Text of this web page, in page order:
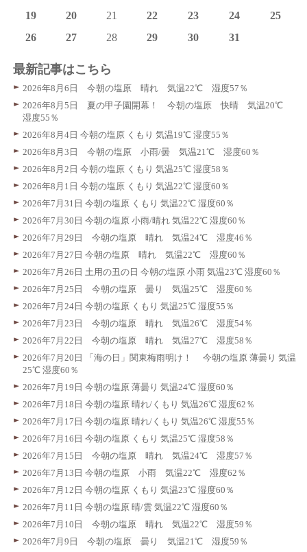
19
20 21 22 23 24
25
26
27 28 29 30 31
最新記事はこちら
2026年8月6日 今朝の塩原 晴れ 気温22℃ 湿度57％
2026年8月5日 夏の甲子園開幕！ 今朝の塩原 快晴 気温20℃
湿度55％
2026年8月4日 今朝の塩原 くもり 気温19℃ 湿度55％
2026年8月3日 今朝の塩原 小雨/曇 気温21℃ 湿度60％
2026年8月2日 今朝の塩原 くもり 気温25℃ 湿度58％
2026年8月1日 今朝の塩原 くもり 気温22℃ 湿度60％
2026年7月31日 今朝の塩原 くもり 気温22℃ 湿度60％
2026年7月30日 今朝の塩原 小雨/晴れ 気温22℃ 湿度60％
2026年7月29日 今朝の塩原 晴れ 気温24℃ 湿度46％
2026年7月27日 今朝の塩原 晴れ 気温22℃ 湿度60％
2026年7月26日 土用の丑の日 今朝の塩原 小雨 気温23℃ 湿度60％
2026年7月25日 今朝の塩原 曇り 気温25℃ 湿度60％
2026年7月24日 今朝の塩原 くもり 気温25℃ 湿度55％
2026年7月23日 今朝の塩原 晴れ 気温26℃ 湿度54％
2026年7月22日 今朝の塩原 晴れ 気温27℃ 湿度58％
2026年7月20日 「海の日」関東梅雨明け！ 今朝の塩原 薄曇り 気温
25℃ 湿度60％
2026年7月19日 今朝の塩原 薄曇り 気温24℃ 湿度60％
2026年7月18日 今朝の塩原 晴れ/くもり 気温26℃ 湿度62％
2026年7月17日 今朝の塩原 晴れ/くもり 気温26℃ 湿度55％
2026年7月16日 今朝の塩原 くもり 気温25℃ 湿度58％
2026年7月15日 今朝の塩原 晴れ 気温24℃ 湿度57％
2026年7月13日 今朝の塩原 小雨 気温22℃ 湿度62％
2026年7月12日 今朝の塩原 くもり 気温23℃ 湿度60％
2026年7月11日 今朝の塩原 晴/雲 気温22℃ 湿度60％
2026年7月10日 今朝の塩原 晴れ 気温22℃ 湿度59％
2026年7月9日 今朝の塩原 曇り 気温21℃ 湿度59％